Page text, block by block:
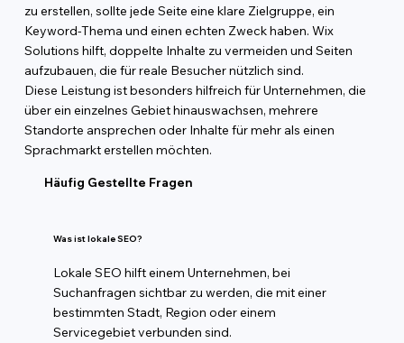
zu erstellen, sollte jede Seite eine klare Zielgruppe, ein
Keyword-Thema und einen echten Zweck haben. Wix
Solutions hilft, doppelte Inhalte zu vermeiden und Seiten
aufzubauen, die für reale Besucher nützlich sind.
Diese Leistung ist besonders hilfreich für Unternehmen, die
über ein einzelnes Gebiet hinauswachsen, mehrere
Standorte ansprechen oder Inhalte für mehr als einen
Sprachmarkt erstellen möchten.
Häufig Gestellte Fragen
Was ist lokale SEO?
Lokale SEO hilft einem Unternehmen, bei
Suchanfragen sichtbar zu werden, die mit einer
bestimmten Stadt, Region oder einem
Servicegebiet verbunden sind.